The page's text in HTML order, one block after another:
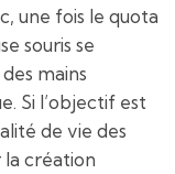
une fois le quota
souris se
mains
Si l’objectif est
de vie des
la création